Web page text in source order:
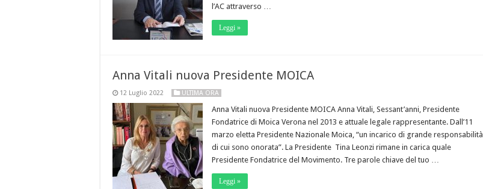
l’AC attraverso …
Leggi »
Anna Vitali nuova Presidente MOICA
12 Luglio 2022 ULTIMA ORA
Anna Vitali nuova Presidente MOICA Anna Vitali, Sessant’anni, Presidente
Fondatrice di Moica Verona nel 2013 e attuale legale rappresentante. Dall’11
marzo eletta Presidente Nazionale Moica, “un incarico di grande responsabilità
di cui sono onorata”. La Presidente Tina Leonzi rimane in carica quale
Presidente Fondatrice del Movimento. Tre parole chiave del tuo …
Leggi »